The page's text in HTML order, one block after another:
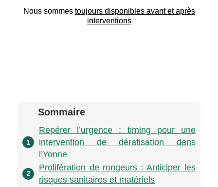
Nous sommes toujours disponibles avant et après
interventions
Sommaire
1
Repérer l’urgence : timing pour une
intervention de dératisation dans
l’Yonne
2
Prolifération de rongeurs : Anticiper les
risques sanitaires et matériels